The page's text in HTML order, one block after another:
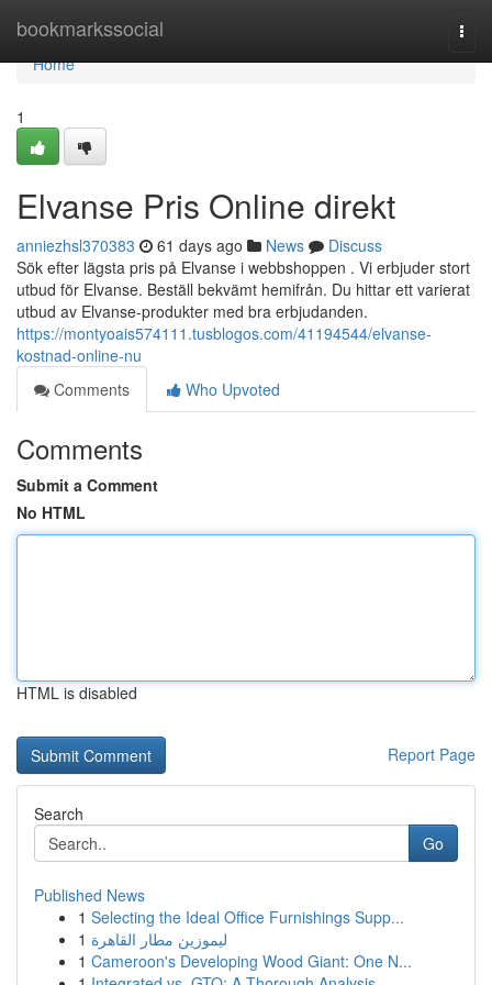
bookmarkssocial
Home
Home
1
Elvanse Pris Online direkt
anniezhsl370383 61 days ago News
Discuss
Sök efter lägsta pris på Elvanse i webbshoppen . Vi erbjuder stort
utbud för Elvanse. Beställ bekvämt hemifrån. Du hittar ett varierat
utbud av Elvanse-produkter med bra erbjudanden.
https://montyoais574111.tusblogos.com/41194544/elvanse-
kostnad-online-nu
Comments
Who Upvoted
Comments
Submit a Comment
No HTML
HTML is disabled
Report Page
Search
Go
Published News
1 Selecting the Ideal Office Furnishings Supp...
1 ليموزين مطار القاهرة
1 Cameroon's Developing Wood Giant: One N...